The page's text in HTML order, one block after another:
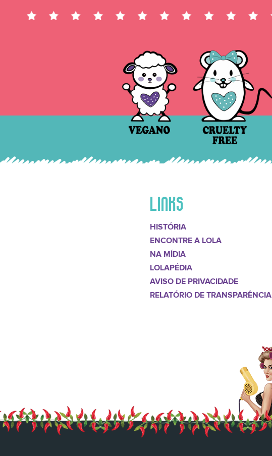
LINKS
HISTÓRIA
ENCONTRE A LOLA
NA MÍDIA
LOLAPÉDIA
AVISO DE PRIVACIDADE
RELATÓRIO DE TRANSPARÊNCIA